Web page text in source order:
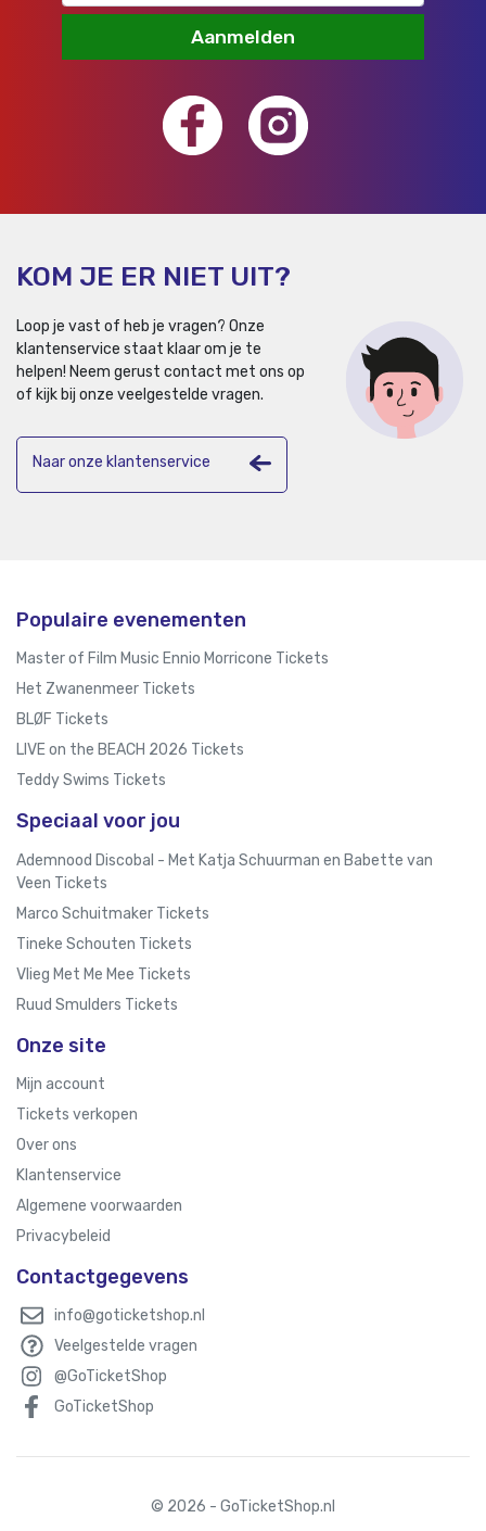
Aanmelden
KOM JE ER NIET UIT?
Loop je vast of heb je vragen? Onze
klantenservice staat klaar om je te
helpen! Neem gerust contact met ons op
of kijk bij onze veelgestelde vragen.
Naar onze klantenservice
Populaire evenementen
Master of Film Music Ennio Morricone Tickets
Het Zwanenmeer Tickets
BLØF Tickets
LIVE on the BEACH 2026 Tickets
Teddy Swims Tickets
Speciaal voor jou
Ademnood Discobal - Met Katja Schuurman en Babette van
Veen Tickets
Marco Schuitmaker Tickets
Tineke Schouten Tickets
Vlieg Met Me Mee Tickets
Ruud Smulders Tickets
Onze site
Mijn account
Tickets verkopen
Over ons
Klantenservice
Algemene voorwaarden
Privacybeleid
Contactgegevens
info@goticketshop.nl
Veelgestelde vragen
@GoTicketShop
GoTicketShop
© 2026 - GoTicketShop.nl